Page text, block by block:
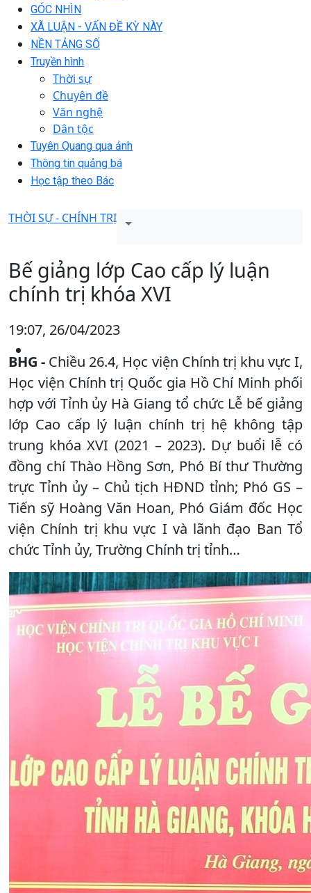
GÓC NHÌN
XÃ LUẬN - VẤN ĐỀ KỲ NÀY
NỀN TẢNG SỐ
Truyền hình
Thời sự
Chuyên đề
Văn nghệ
Dân tộc
Tuyên Quang qua ảnh
Thông tin quảng bá
Học tập theo Bác
THỜI SỰ - CHÍNH TRỊ
Bế giảng lớp Cao cấp lý luận
chính trị khóa XVI
19:07, 26/04/2023
BHG - Chiều 26.4, Học viện Chính trị khu vực I,
Học viện Chính trị Quốc gia Hồ Chí Minh phối
hợp với Tỉnh ủy Hà Giang tổ chức Lễ bế giảng
lớp Cao cấp lý luận chính trị hệ không tập
trung khóa XVI (2021 – 2023). Dự buổi lễ có
đồng chí Thào Hồng Sơn, Phó Bí thư Thường
trực Tỉnh ủy – Chủ tịch HĐND tỉnh; Phó GS –
Tiến sỹ Hoàng Văn Hoan, Phó Giám đốc Học
viện Chính trị khu vực I và lãnh đạo Ban Tổ
chức Tỉnh ủy, Trường Chính trị tỉnh…